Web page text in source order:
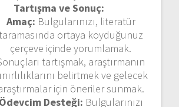
Tartışma ve Sonuç:
Amaç: Bulgularınızı, literatür
ortaya koyduğunuz
çerçeve içinde yorumlamak.
tartışmak, araştırmanın
belirtmek ve gelecek
için öneriler sunmak.
Ödevcim Desteği: Bulgularınızı